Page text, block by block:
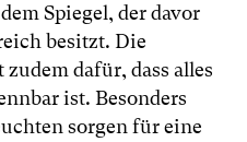
Spiegel, der davor
besitzt. Die
dafür, dass alles
ist. Besonders
sorgen für eine